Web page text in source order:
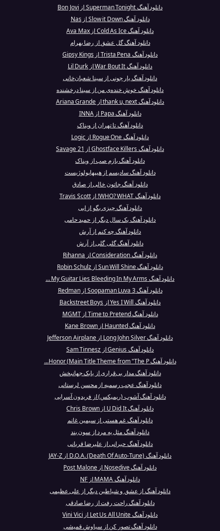
دانلود آهنگ Superman Tonight از Bon Jovi
دانلود آهنگ Slow it Down از Nas
دانلود آهنگ Cold As Ice از Ava Max
دانلود آهنگ گل عشق از رضا بهرام
دانلود آهنگ Trista Pena از Gipsy Kings
دانلود آهنگ War Bout It از Lil Durk
دانلود آهنگ یار جونی از سینا شعبان‌خانی
دانلود آهنگ خوش‌ خنده‌ی من از سینا درخشنده
دانلود آهنگ thank u, next از Ariana Grande
دانلود آهنگ Papa از INNA
دانلود آهنگ تا تهران از ویناک
دانلود آهنگ Rogue One از Logic
دانلود آهنگ Ghostface Killers از 21 Savage
دانلود آهنگ بازم صب از ویناک
دانلود آهنگ سادیسم از هیپهاپولوژیست
دانلود آهنگ جاتون خالی از صادق
دانلود آهنگ WHO? WHAT! از Travis Scott
دانلود آهنگ چیزی بگو از ابی
دانلود آهنگ یک سال دیگر از حمید حامی
دانلود آهنگ چه کنم از آرش
دانلود آهنگ گلی گلی از آرش
دانلود آهنگ Consideration از Rihanna
دانلود آهنگ Sun Will Shine از Robin Schulz
دانلود آهنگ My Guitar Lies Bleeding In My Arms ...
دانلود آهنگ Soopaman Luva 3 از Redman
دانلود آهنگ Yes I Will از Backstreet Boys
دانلود آهنگ Time to Pretend از MGMT
دانلود آهنگ Haunted از Kane Brown
دانلود آهنگ Long John Silver از Jefferson Airplane
دانلود آهنگ Genius از Sam Tinnesz
دانلود آهنگ Honor (Main Title Theme from "The P...
دانلود آهنگ مدار بی‌قراری از بابک جهانبخش
دانلود آهنگ عجب رسمیه از محسن لرستانی
دانلود آهنگ آشوب (ریمیکس) از فریدون آسرایی
دانلود آهنگ U Did It از Chris Brown
دانلود آهنگ غم هستی از سیمین غانم
دانلود آهنگ مثل یه مرد از سون بند
دانلود آهنگ حیرانی از علیرضا قربانی
دانلود آهنگ D.O.A. (Death Of Auto-Tune) از JAY-Z
دانلود آهنگ Nosedive از Post Malone
دانلود آهنگ MAMA از NF
دانلود آهنگ از عشق و شیاطین دیگر از علی عظیمی
دانلود آهنگ راحت رفت از رضا صادقی
دانلود آهنگ Let Us All Unite از Vini Vici
دانلود آهنگ تصور کن از سیاوش قمیشی